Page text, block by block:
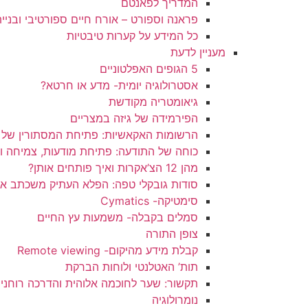
המדריך לפאנטם
פראנה וספורט – אורח חיים ספורטיבי
כל המידע על קערות טיבטיות
מעניין לדעת
5 הגופים האפלטוניים
אסטרולוגיה יומית- מדע או חרטא?
גיאומטריה מקודשת
הפירמידה של גיזה במצריים
הרשומות האקאשיות: פתיחת המסתורין של
כוחה של התודעה: פתיחת מודעות, צמיחה
מהן 12 הצ’אקרות ואיך פותחים אותן?
סודות גובקלי טפה: הפלא העתיק משכתב
סימטיקה- Cymatics
סמלים בקבלה- משמעות עץ החיים
צופן התורה
קבלת מידע מהיקום- Remote viewing
תות’ האטלנטי ולוחות הברקת
תקשור: שער לחוכמה אלוהית והדרכה
נומרולוגיה